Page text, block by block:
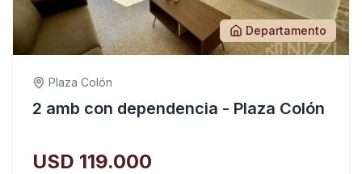
Departamento
Plaza Colón
2 amb con dependencia - Plaza Colón
USD 119.000